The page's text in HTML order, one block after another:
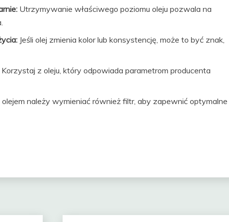
Utrzymywanie właściwego poziomu oleju pozwala na
Jeśli olej zmienia kolor lub konsystencję, może to być znak,
Korzystaj z oleju, który odpowiada parametrom producenta
olejem należy wymieniać również filtr, aby zapewnić optymalne